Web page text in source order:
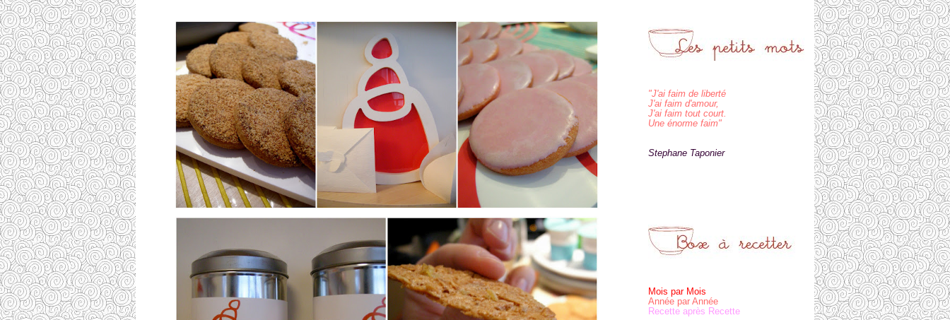
"J'ai faim de liberté
J'ai faim d'amour,
J'ai faim tout court.
Une énorme faim"
Stephane Taponier
Mois par Mois
Année par Année
Recette après Recette